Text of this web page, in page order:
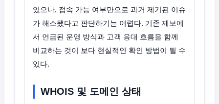
있으나, 접속 가능 여부만으로 과거 제기된 이슈
가 해소됐다고 판단하기는 어렵다. 기존 제보에
서 언급된 운영 방식과 고객 응대 흐름을 함께
비교하는 것이 보다 현실적인 확인 방법이 될 수
있다.
WHOIS 및 도메인 상태